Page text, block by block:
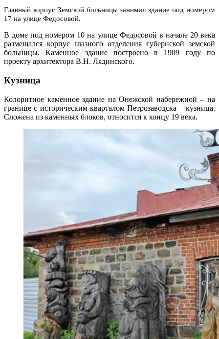
Главный корпус Земской больницы занимал здание под номером
17 на улице Федосовой.
В доме под номером 10 на улице Федосовой в начале 20 века
размещался корпус глазного отделения губернской земской
больницы. Каменное здание построено в 1909 году по
проекту архитектора В.Н. Лядинского.
Кузница
Колоритное каменное здание на Онежской набережной – на
границе с историческим кварталом Петрозаводска – кузница.
Сложена из каменных блоков, относится к концу 19 века.